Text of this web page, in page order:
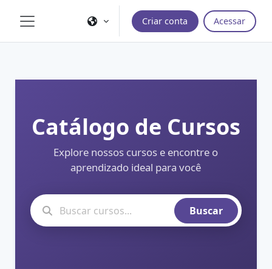
Ir para o conteúdo principal
Criar conta Acessar
Catálogo de Cursos
Explore nossos cursos e encontre o
aprendizado ideal para você
Buscar